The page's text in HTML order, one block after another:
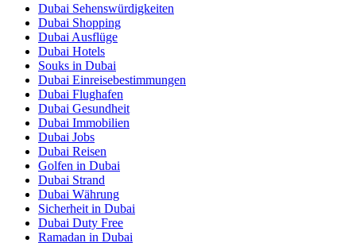
Dubai Sehenswürdigkeiten
Dubai Shopping
Dubai Ausflüge
Dubai Hotels
Souks in Dubai
Dubai Einreisebestimmungen
Dubai Flughafen
Dubai Gesundheit
Dubai Immobilien
Dubai Jobs
Dubai Reisen
Golfen in Dubai
Dubai Strand
Dubai Währung
Sicherheit in Dubai
Dubai Duty Free
Ramadan in Dubai